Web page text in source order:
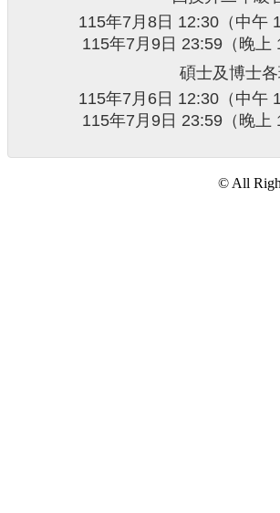
115年7月8日 12:30 （中午
115年7月9日 23:59 （晚
碩士及博士
115年7月6日 12:30 （中午
115年7月9日 23:59 （晚
© All